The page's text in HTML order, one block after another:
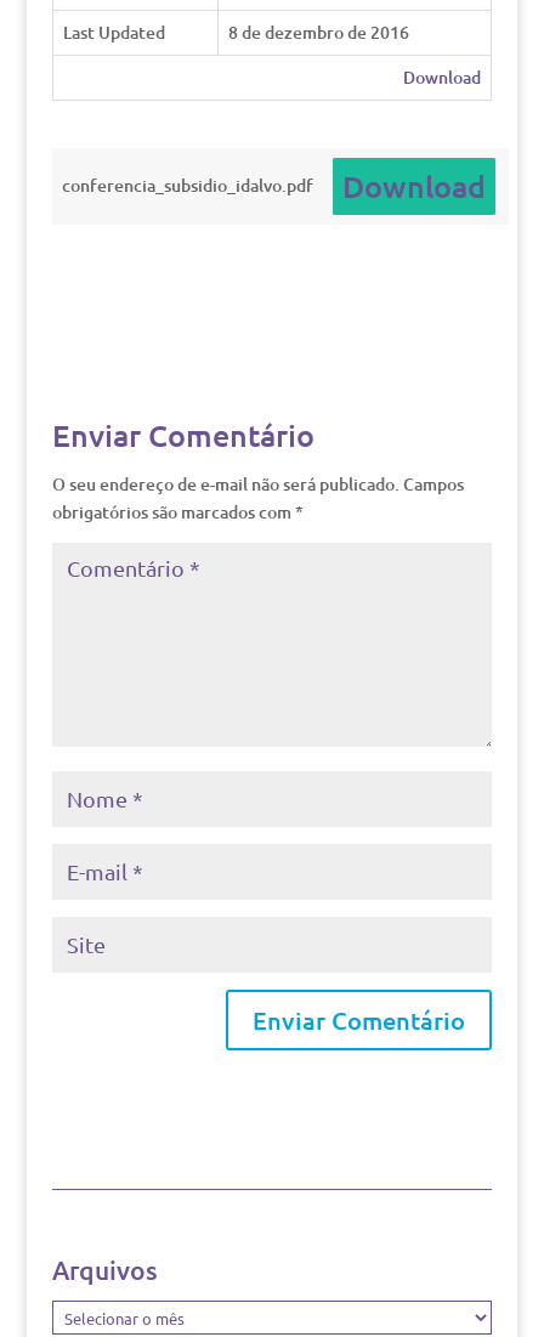
Last Updated
8 de dezembro de 2016
Download
conferencia_subsidio_idalvo.pdf Download
Enviar Comentário
O seu endereço de e-mail não será publicado. Campos
obrigatórios são marcados com *
Arquivos
Arquivos